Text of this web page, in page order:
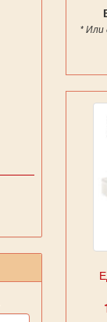
* Или